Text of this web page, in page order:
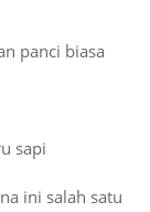
panci biasa
sapi
ini salah satu